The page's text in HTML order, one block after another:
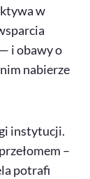
w
i obawy o
nabierze
instytucji.
–
potrafi